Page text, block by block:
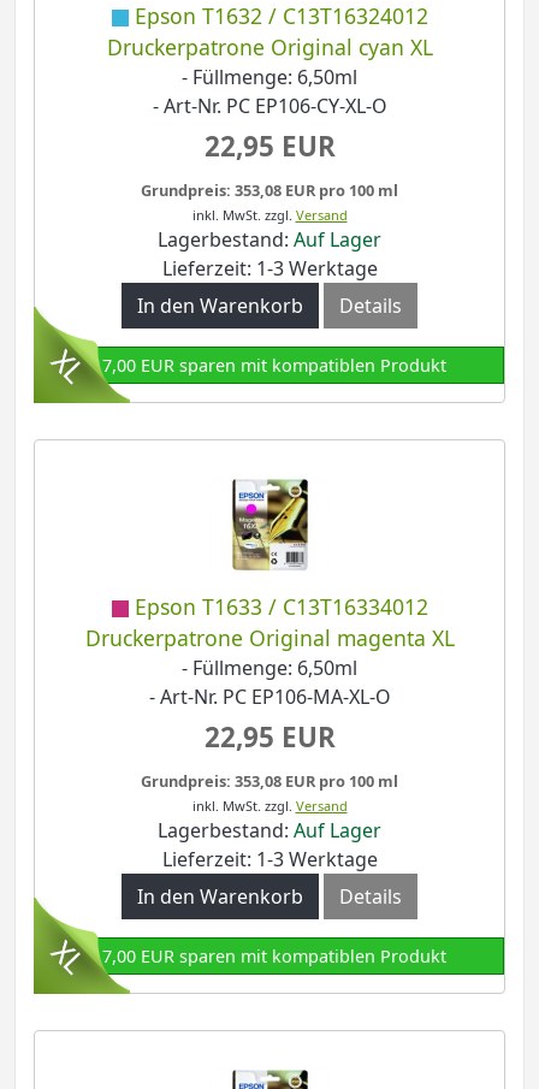
Epson T1632 / C13T16324012
Druckerpatrone Original cyan XL
- Füllmenge: 6,50ml
- Art-Nr. PC EP106-CY-XL-O
22,95 EUR
Grundpreis: 353,08 EUR pro 100 ml
inkl. MwSt. zzgl. Versand
Lagerbestand: Auf Lager
Lieferzeit: 1-3 Werktage
In den Warenkorb
Details
17,00 EUR sparen mit kompatiblen Produkt
Epson T1633 / C13T16334012
Druckerpatrone Original magenta XL
- Füllmenge: 6,50ml
- Art-Nr. PC EP106-MA-XL-O
22,95 EUR
Grundpreis: 353,08 EUR pro 100 ml
inkl. MwSt. zzgl. Versand
Lagerbestand: Auf Lager
Lieferzeit: 1-3 Werktage
In den Warenkorb
Details
17,00 EUR sparen mit kompatiblen Produkt